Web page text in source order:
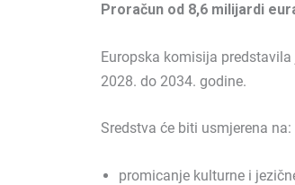
Proračun od 8,6 milijardi
Europska komisija
2028. do 2034. godine.
Sredstva će biti usmjerena na:
promicanje kulturne i